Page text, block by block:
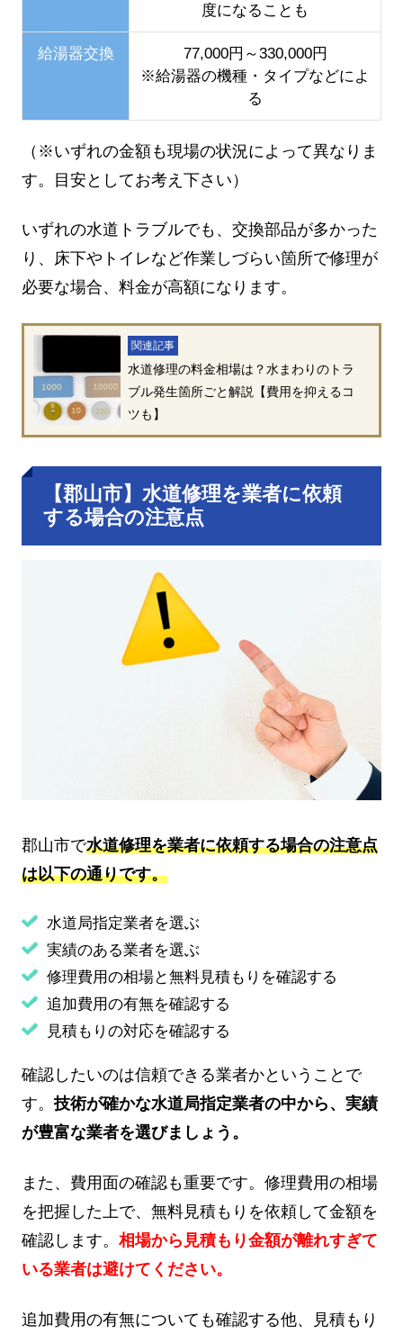
度になることも
給湯器交換
77,000円～330,000円
※給湯器の機種・タイプなどによ
る
（※いずれの金額も現場の状況によって異なりま
す。目安としてお考え下さい）
いずれの水道トラブルでも、交換部品が多かった
り、床下やトイレなど作業しづらい箇所で修理が
必要な場合、料金が高額になります。
関連記事
水道修理の料金相場は？水まわりのトラ
ブル発生箇所ごと解説【費用を抑えるコ
ツも】
【郡山市】水道修理を業者に依頼
する場合の注意点
郡山市で水道修理を業者に依頼する場合の注意点
は以下の通りです。
水道局指定業者を選ぶ
実績のある業者を選ぶ
修理費用の相場と無料見積もりを確認する
追加費用の有無を確認する
見積もりの対応を確認する
確認したいのは信頼できる業者かということで
す。技術が確かな水道局指定業者の中から、実績
が豊富な業者を選びましょう。
また、費用面の確認も重要です。修理費用の相場
を把握した上で、無料見積もりを依頼して金額を
確認します。 相場から見積もり金額が離れすぎて
いる業者は避けてください。
追加費用の有無についても確認する他、見積もり